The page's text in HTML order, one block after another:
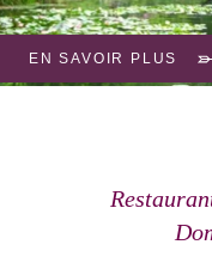
village de
EN SAVOIR PLUS